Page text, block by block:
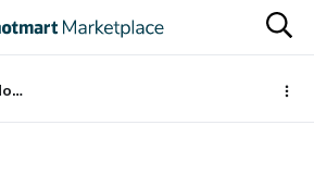
Enfim, Desempregado - Viva de suas Apresentações e Consultorias